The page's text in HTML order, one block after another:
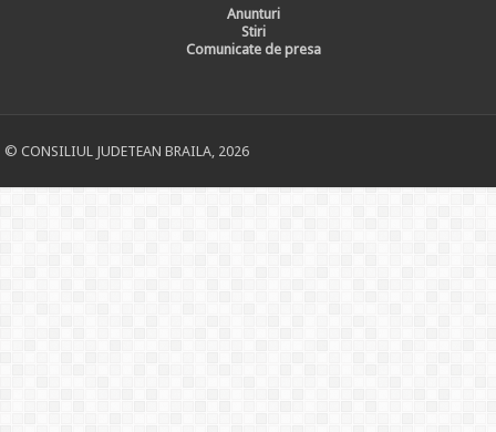
Anunturi
Stiri
Comunicate de presa
© CONSILIUL JUDETEAN BRAILA, 2026